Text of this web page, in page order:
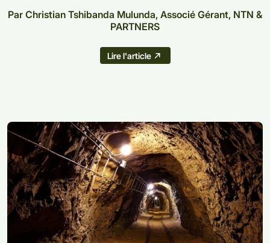
Par Christian Tshibanda Mulunda, Associé Gérant, NTN &
PARTNERS
Lire l'article